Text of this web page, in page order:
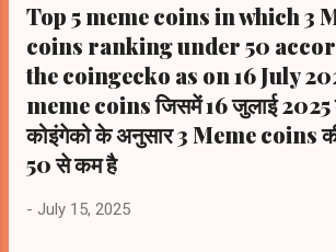
#rank153 10) Apecoin (APE) #rank168
Top 5 meme coins in which 3
coins ranking under 50
the coingecko as on 16 July
meme coins जिसमें 16 जुलाई 2025
कोइंगेको के अनुसार 3 Meme coins
50 से कम है
- July 15, 2025